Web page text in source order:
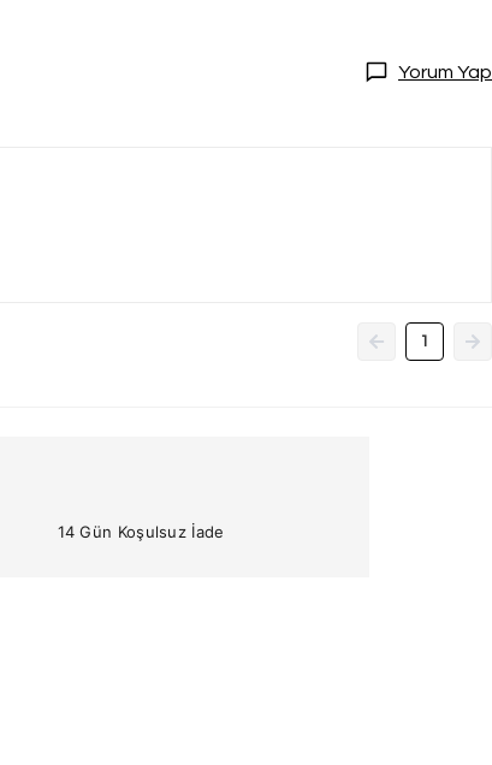
Yorum Yap
1
14 Gün Koşulsuz İade